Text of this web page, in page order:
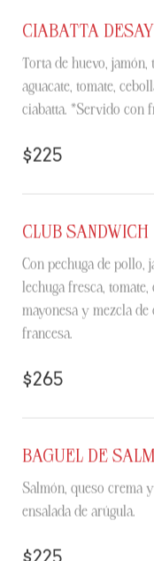
CIABATTA
Torta de huevo,
aguacate, tomate,
ciabatta. *Servido con
$225
CLUB SANDWICH
Con pechuga de pollo,
lechuga fresca, tomate,
mayonesa y mezcla de
francesa.
$265
BAGUEL DE
Salmón, queso crema
ensalada de arúgula.
$225